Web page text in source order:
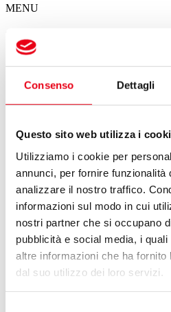
Consenso Dettagli
Questo sito web utilizza i
Utilizziamo i cookie per
annunci, per fornire funzionalità
analizzare il nostro traffico.
informazioni sul modo in cui
nostri partner che si occupano
pubblicità e social media, i
altre informazioni che ha
dal suo utilizzo dei loro servizi.
MENU
Il calendario degli
Spettacoli in questa
Non ci sono eventi in programma
VEDI ARCHIVIO SPETTACOLI
Maggio 2022
Vedi:
Calendario Lista
LUN
MAR MER GIO
26
02
06
09
10 11 12 13 14
16
17 18 19 20 21
23
24 25 26 27 28